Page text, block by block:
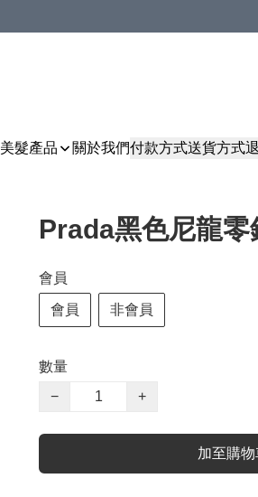
美髮產品 關於我們付款方式送貨方式
Prada黑色尼龍零
會員
會員 非會員
數量
−
+
加至購物